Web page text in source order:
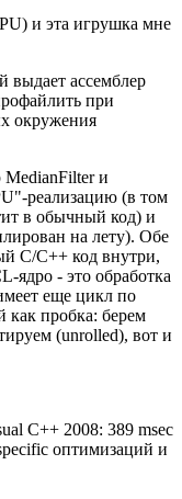
и эта игрушка мне
ассемблер
при
окружения
и
реализацию (в том
в обычный код) и
на лету). Обе
C/C++ код внутри,
ядро - это обработка
еще цикл по
как пробка: берем
(unrolled), вот и
C++ 2008: 389 msec
оптимизаций и